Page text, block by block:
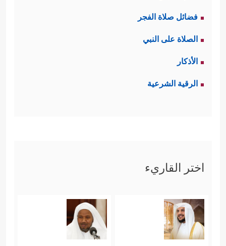
فضائل صلاة الفجر
الصلاة على النبي
الأذكار
الرقية الشرعية
اختر القاريء